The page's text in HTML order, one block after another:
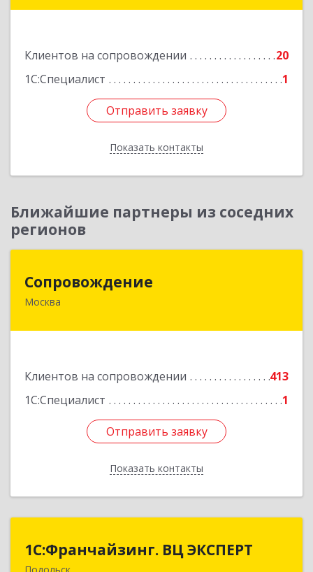
Клиентов на сопровождении
20
1С:Специалист
1
Отправить заявку
Показать контакты
Отправить заявку
Назад
Ближайшие партнеры из соседних
регионов
Сопровождение
Москва
Клиентов на сопровождении
413
1С:Специалист
1
Отправить заявку
Показать контакты
117198, Москва г, Саморы Машела ул, дом № 8,
Отправить заявку
Назад
1С:Франчайзинг. ВЦ ЭКСПЕРТ
Подольск
1С:Франчайзинг. ВЦ ЭКСПЕРТ